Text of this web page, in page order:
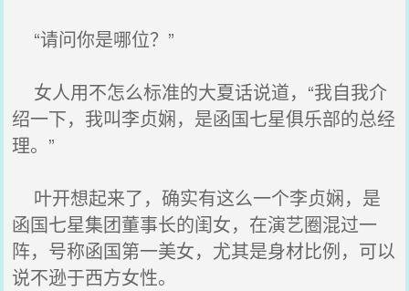
“请问你是哪位？”
女人用不怎么标准的大夏话说道，“我自我介
绍一下，我叫李贞娴，是函国七星俱乐部的总经
理。”
叶开想起来了，确实有这么一个李贞娴，是
函国七星集团董事长的闺女，在演艺圈混过一
阵，号称函国第一美女，尤其是身材比例，可以
说不逊于西方女性。